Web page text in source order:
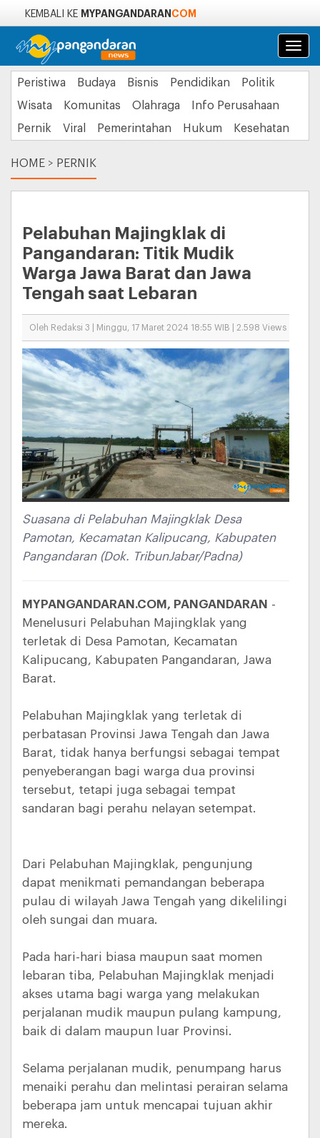
KEMBALI KE MYPANGANDARAN COM
Peristiwa Budaya Bisnis Pendidikan
Politik
Wisata
Komunitas Olahraga
Info Perusahaan
Pernik
Viral Pemerintahan Hukum Kesehatan
HOME > PERNIK
Pelabuhan Majingklak di
Pangandaran: Titik Mudik
Warga Jawa Barat dan Jawa
Tengah saat Lebaran
Oleh Redaksi 3 | Minggu, 17 Maret 2024 18:55 WIB | 2.598 Views
Suasana di Pelabuhan Majingklak Desa
Pamotan, Kecamatan Kalipucang, Kabupaten
Pangandaran (Dok. TribunJabar/Padna)
MYPANGANDARAN.COM, PANGANDARAN -
Menelusuri Pelabuhan Majingklak yang
terletak di Desa Pamotan, Kecamatan
Kalipucang, Kabupaten Pangandaran, Jawa
Barat.
Pelabuhan Majingklak yang terletak di
perbatasan Provinsi Jawa Tengah dan Jawa
Barat, tidak hanya berfungsi sebagai tempat
penyeberangan bagi warga dua provinsi
tersebut, tetapi juga sebagai tempat
sandaran bagi perahu nelayan setempat.
Dari Pelabuhan Majingklak, pengunjung
dapat menikmati pemandangan beberapa
pulau di wilayah Jawa Tengah yang dikelilingi
oleh sungai dan muara.
Pada hari-hari biasa maupun saat momen
lebaran tiba, Pelabuhan Majingklak menjadi
akses utama bagi warga yang melakukan
perjalanan mudik maupun pulang kampung,
baik di dalam maupun luar Provinsi.
Selama perjalanan mudik, penumpang harus
menaiki perahu dan melintasi perairan selama
beberapa jam untuk mencapai tujuan akhir
mereka.